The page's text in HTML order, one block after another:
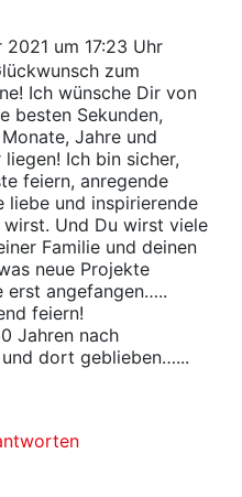
um 17:23 Uhr
zum
Ich wünsche Dir von
besten Sekunden,
Jahre und
Ich bin sicher,
feiern, anregende
liebe und inspirierende
wirst. Und Du wirst viele
Familie und deinen
neue Projekte
erst angefangen…..
feiern!
Jahren nach
dort geblieben…...